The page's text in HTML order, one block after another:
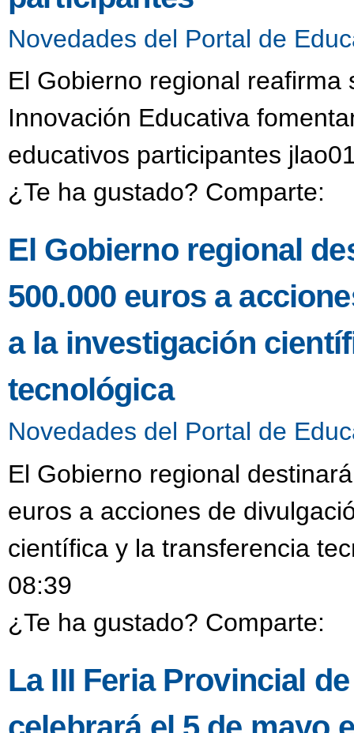
Novedades del Portal de
El Gobierno regional
Innovación Educativa
educativos participantes
¿Te ha gustado? Comparte:
El Gobierno regional
500.000 euros a
a la investigación
tecnológica
Novedades del Portal de
El Gobierno regional
euros a acciones de
científica y la transferencia
08:39
¿Te ha gustado? Comparte:
La III Feria Provincial